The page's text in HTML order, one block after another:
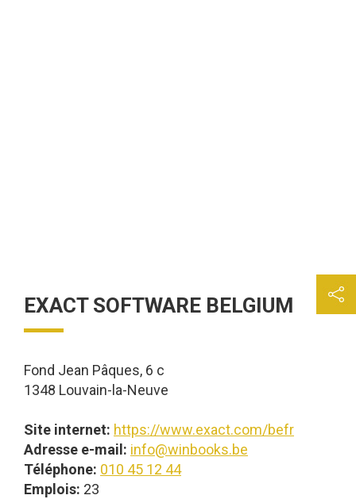
EXACT SOFTWARE BELGIUM
Fond Jean Pâques, 6 c
1348 Louvain-la-Neuve
Site internet: https://www.exact.com/befr
Adresse e-mail: info@winbooks.be
Téléphone: 010 45 12 44
Emplois: 23